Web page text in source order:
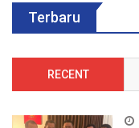
Terbaru
RECENT